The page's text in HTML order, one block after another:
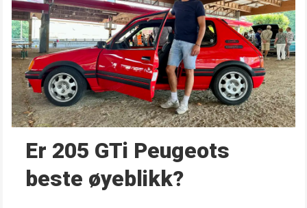
Er 205 GTi Peugeots
beste øyeblikk?